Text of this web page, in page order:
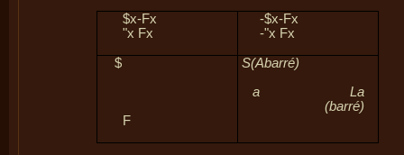
$x-Fx
"x Fx
-$x-Fx
-"x Fx
$
F
S(Abarré)
a La
(barré)